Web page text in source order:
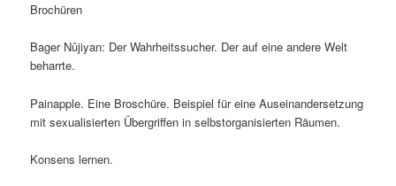
Brochüren
Bager Nûjiyan: Der Wahrheitssucher. Der auf eine andere Welt
beharrte.
Painapple. Eine Broschüre. Beispiel für eine Auseinandersetzung
mit sexualisierten Übergriffen in selbstorganisierten Räumen.
Konsens lernen.